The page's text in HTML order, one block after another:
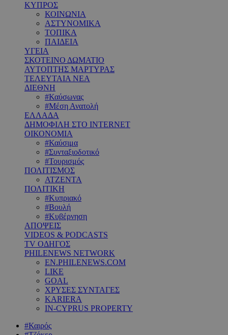
ΚΥΠΡΟΣ
ΚΟΙΝΩΝΙΑ
ΑΣΤΥΝΟΜΙΚΑ
ΤΟΠΙΚΑ
ΠΑΙΔΕΙΑ
ΥΓΕΙΑ
ΣΚΟΤΕΙΝΟ ΔΩΜΑΤΙΟ
ΑΥΤΟΠΤΗΣ ΜΑΡΤΥΡΑΣ
ΤΕΛΕΥΤΑΙΑ ΝΕΑ
ΔΙΕΘΝΗ
#Καύσωνας
#Μέση Ανατολή
ΕΛΛΑΔΑ
ΔΗΜΟΦΙΛΗ ΣΤΟ INTERNET
ΟΙΚΟΝΟΜΙΑ
#Καύσιμα
#Συνταξιοδοτικό
#Τουρισμός
ΠΟΛΙΤΙΣΜΟΣ
ΑΤΖΕΝΤΑ
ΠΟΛΙΤΙΚΗ
#Κυπριακό
#Βουλή
#Κυβέρνηση
ΑΠΟΨΕΙΣ
VIDEOS & PODCASTS
TV ΟΔΗΓΟΣ
PHILENEWS NETWORK
EN.PHILENEWS.COM
LIKE
GOAL
ΧΡΥΣΕΣ ΣΥΝΤΑΓΕΣ
KARIERA
IN-CYPRUS PROPERTY
#Καιρός